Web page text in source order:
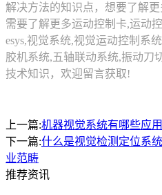
解决方法的知识点，想要了解
需要了解更多运动控制卡,运动
esys,视觉系统,视觉运动控制系
胶机系统,五轴联动系统,振动刀
技术知识，欢迎留言获取!
上一篇:机器视觉系统有哪些应
下一篇:什么是视觉检测定位系
业范畴
推荐资讯